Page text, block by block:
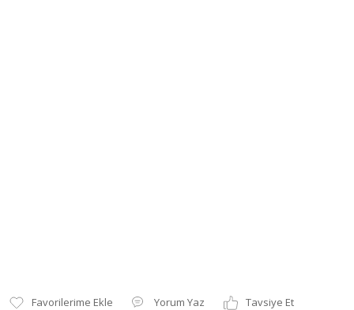
Yorum Yaz
Tavsiye Et